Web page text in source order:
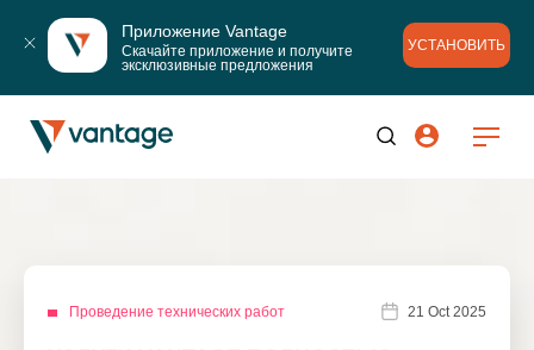
Приложение Vantage
Скачайте приложение и получите
эксклюзивные предложения
УСТАНОВИТЬ
Проведение технических работ 21 Oct 2025